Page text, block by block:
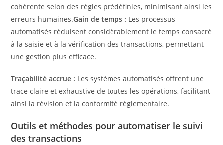
cohérente selon des règles prédéfinies, minimisant ainsi les
erreurs humaines.Gain de temps : Les processus
automatisés réduisent considérablement le temps consacré
à la saisie et à la vérification des transactions, permettant
une gestion plus efficace.
Traçabilité accrue : Les systèmes automatisés offrent une
trace claire et exhaustive de toutes les opérations, facilitant
ainsi la révision et la conformité réglementaire.
Outils et méthodes pour automatiser le suivi
des transactions